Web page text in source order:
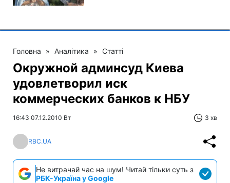
Головна » Аналітика » Статті
Окружной админсуд Киева
удовлетворил иск
коммерческих банков к НБУ
16:43 07.12.2010 Вт 3 хв
RBC.UA
Не витрачай час на шум! Читай тільки суть з
РБК-Україна у Google